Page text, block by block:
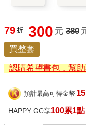
79 折 300 元 380
買整套
認購希望書包，幫
預計最高可得金幣 15
HAPPY GO享100累1